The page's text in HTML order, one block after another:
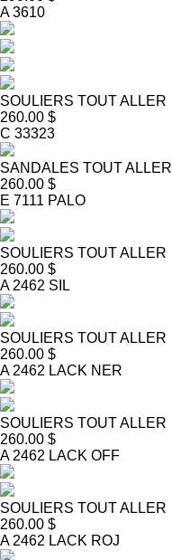
A 3610
SOULIERS TOUT ALLER
260.00 $
C 33323
SANDALES TOUT ALLER
260.00 $
E 7111 PALO
SOULIERS TOUT ALLER
260.00 $
A 2462 SIL
SOULIERS TOUT ALLER
260.00 $
A 2462 LACK NER
SOULIERS TOUT ALLER
260.00 $
A 2462 LACK OFF
SOULIERS TOUT ALLER
260.00 $
A 2462 LACK ROJ